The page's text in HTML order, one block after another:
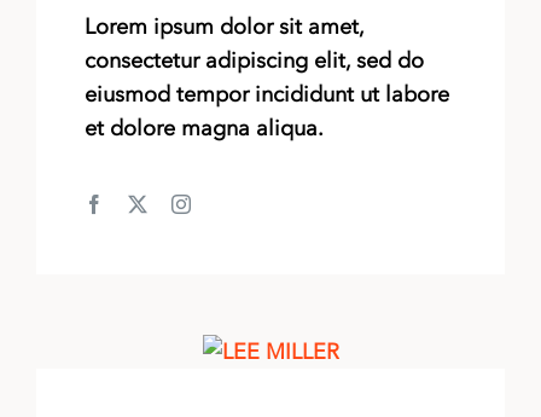
Lorem ipsum dolor sit amet,
consectetur adipiscing elit, sed do
eiusmod tempor incididunt ut labore
et dolore magna aliqua.